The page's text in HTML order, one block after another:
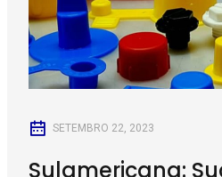
SETEMBRO 22, 2023
Sulamericana: